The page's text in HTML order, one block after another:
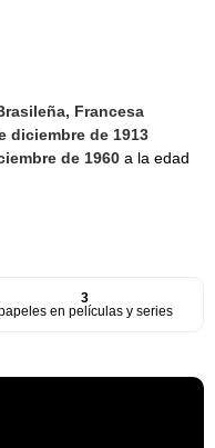
Francesa
diciembre de 1913
de 1960a la edad
3
en películas y series